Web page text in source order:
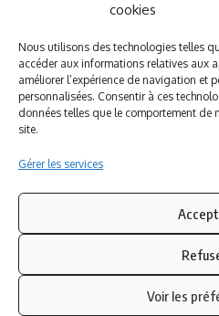
cookies
Nous utilisons des technologies telles
accéder aux informations relatives aux
améliorer l’expérience de navigation et
personnalisées. Consentir à ces
données telles que le comportement
site.
Gérer les services
Voir les
Azinat.com TV soutient